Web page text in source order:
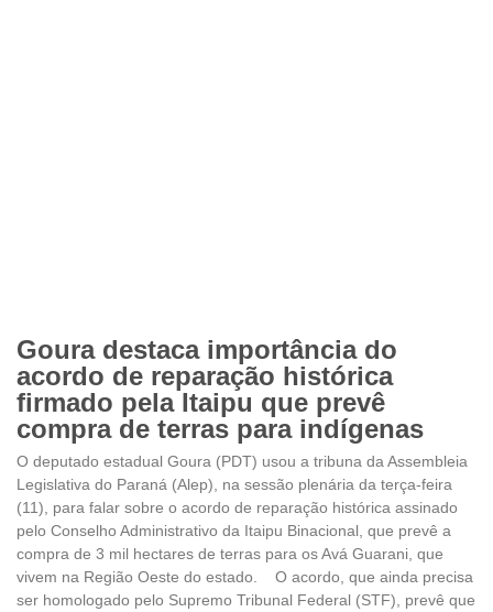
Goura destaca importância do
acordo de reparação histórica
firmado pela Itaipu que prevê
compra de terras para indígenas
O deputado estadual Goura (PDT) usou a tribuna da Assembleia
Legislativa do Paraná (Alep), na sessão plenária da terça-feira
(11), para falar sobre o acordo de reparação histórica assinado
pelo Conselho Administrativo da Itaipu Binacional, que prevê a
compra de 3 mil hectares de terras para os Avá Guarani, que
vivem na Região Oeste do estado. O acordo, que ainda precisa
ser homologado pelo Supremo Tribunal Federal (STF), prevê que